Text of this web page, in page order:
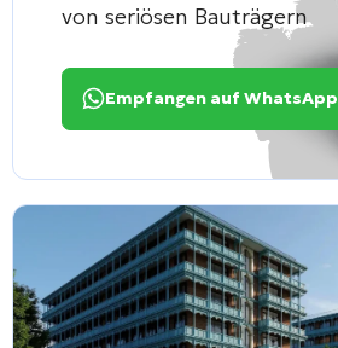
von seriösen Bauträgern
Empfangen auf WhatsApp